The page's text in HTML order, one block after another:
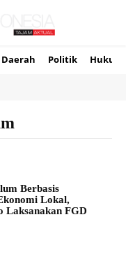
Daerah Politik Hukum
Berbasis
Lokal,
Laksanakan FGD